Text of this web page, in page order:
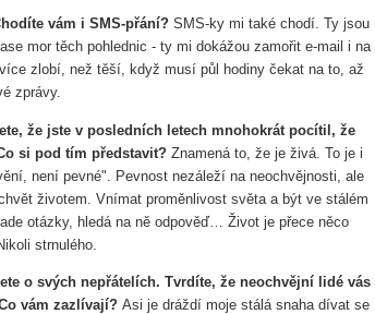
vám i SMS-přání? SMS-ky mi také chodí. Ty jsou
mor těch pohlednic - ty mi dokážou zamořit e-mail i na
zlobí, než těší, když musí půl hodiny čekat na to, až
zprávy.
že jste v posledních letech mnohokrát pocítil, že
si pod tím představit? Znamená to, že je živá. To je i
není pevné". Pevnost nezáleží na neochvějnosti, ale
životem. Vnímat proměnlivost světa a být ve stálém
otázky, hledá na ně odpověď… Život je přece něco
strnulého.
o svých nepřátelích. Tvrdíte, že neochvějní lidé vás
vám zazlívají? Asi je dráždí moje stálá snaha dívat se